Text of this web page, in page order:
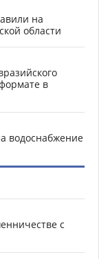
на
области
в
водоснабжение
с